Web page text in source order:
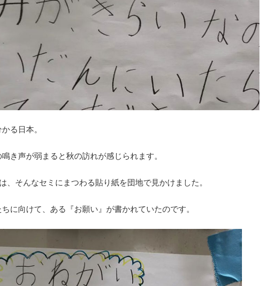
る日本。
き声が弱まると秋の訪れが感じられます。
、そんなセミにまつわる貼り紙を団地で見かけました。
に向けて、ある『お願い』が書かれていたのです。